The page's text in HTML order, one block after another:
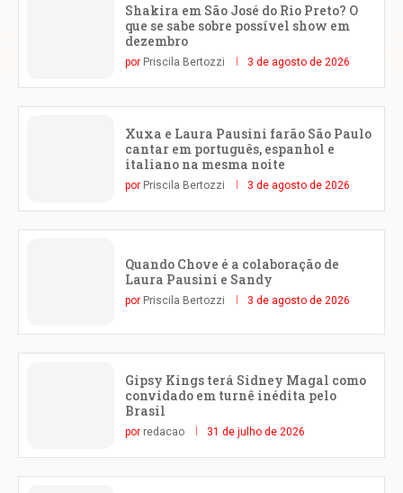
Shakira em São José do Rio Preto? O
que se sabe sobre possível show em
dezembro
por Priscila Bertozzi 3 de agosto de 2026
Xuxa e Laura Pausini farão São Paulo
cantar em português, espanhol e
italiano na mesma noite
por Priscila Bertozzi 3 de agosto de 2026
Quando Chove é a colaboração de
Laura Pausini e Sandy
por Priscila Bertozzi 3 de agosto de 2026
Gipsy Kings terá Sidney Magal como
convidado em turnê inédita pelo
Brasil
por redacao 31 de julho de 2026